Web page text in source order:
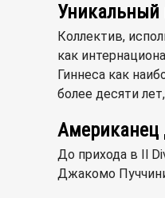
Уникальный
Коллектив,
как
Гиннеса как
более десяти
До прихода в Il
Джакомо